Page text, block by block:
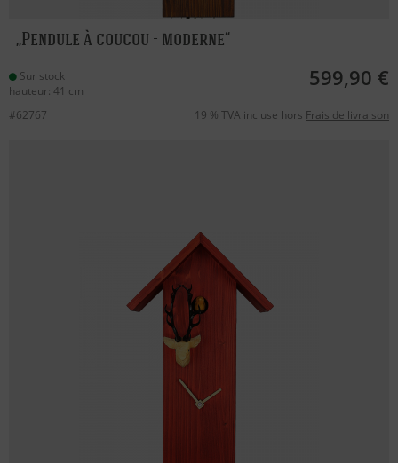
Pendule à coucou - moderne
Sur stock
hauteur: 41 cm
599,90 €
#62767 19 % TVA incluse hors Frais de livraison